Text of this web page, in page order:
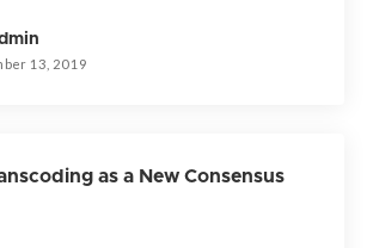
13, 2019
as a New Consensus